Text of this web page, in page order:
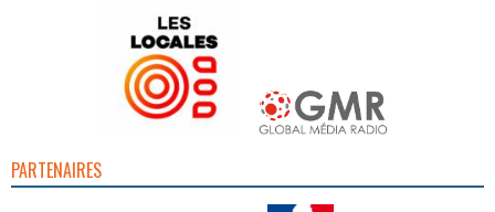
PARTENAIRES